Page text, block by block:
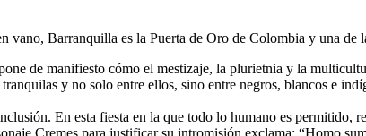
Barranquilla es la Puerta de Oro de Colombia y una de
de manifiesto cómo el mestizaje, la plurietnia y la
y no solo entre ellos, sino entre negros, blancos e
En esta fiesta en la que todo lo humano es permitido,
Cremes para justificar su intromisión exclama: “Homo